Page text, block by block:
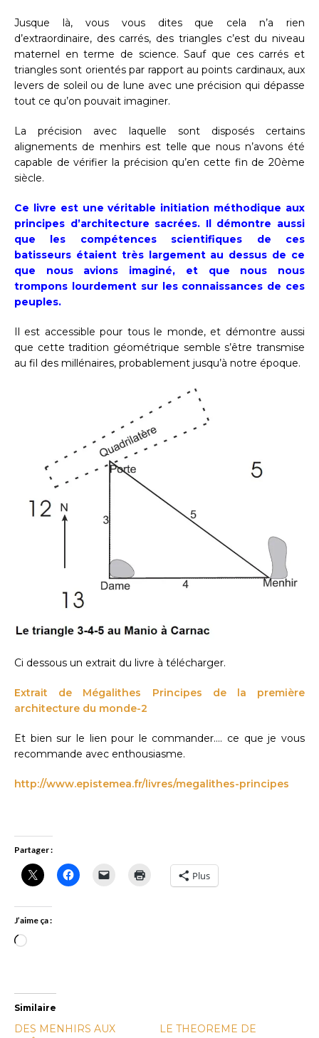
Jusque là, vous vous dites que cela n’a rien
d’extraordinaire, des carrés, des triangles c’est du niveau
maternel en terme de science. Sauf que ces carrés et
triangles sont orientés par rapport au points cardinaux, aux
levers de soleil ou de lune avec une précision qui dépasse
tout ce qu’on pouvait imaginer.
La précision avec laquelle sont disposés certains
alignements de menhirs est telle que nous n’avons été
capable de vérifier la précision qu’en cette fin de 20ème
siècle.
Ce livre est une véritable initiation méthodique aux
principes d’architecture sacrées. Il démontre aussi
que les compétences scientifiques de ces
batisseurs étaient très largement au dessus de ce
que nous avions imaginé, et que nous nous
trompons lourdement sur les connaissances de ces
peuples.
Il est accessible pour tous le monde, et démontre aussi
que cette tradition géométrique semble s’être transmise
au fil des millénaires, probablement jusqu’à notre époque.
Ci dessous un extrait du livre à télécharger.
Extrait de Mégalithes Principes de la première
architecture du monde-2
Et bien sur le lien pour le commander…. ce que je vous
recommande avec enthousiasme.
http://www.epistemea.fr/livres/megalithes-principes
Partager :
Plus
J’aime ça :
Similaire
DES MENHIRS AUX
LE THEOREME DE